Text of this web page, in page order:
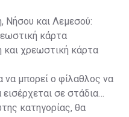
Νήσου και Λεμεσού:
κάρτα
και χρεωστική κάρτα
να μπορεί ο φίλαθλος να
εισέρχεται σε στάδια
κατηγορίας, θα